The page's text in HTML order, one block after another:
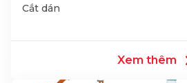
Cắt dán
Xem thêm